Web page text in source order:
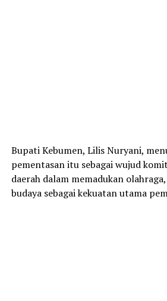
Bupati Kebumen, Lilis Nuryani,
pementasan itu sebagai wujud
daerah dalam memadukan
budaya sebagai kekuatan utama